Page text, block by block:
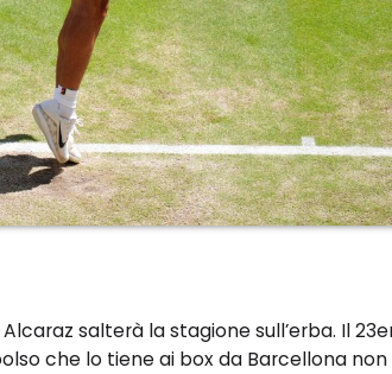
Alcaraz salterà la stagione sull’erba. Il
che lo tiene ai box da Barcellona